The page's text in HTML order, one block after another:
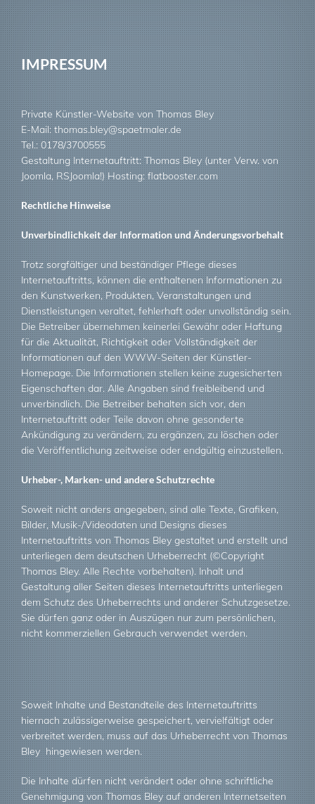
IMPRESSUM
Private Künstler-Website von Thomas Bley
E-Mail: thomas.bley@spaetmaler.de
Tel.: 0178/3700555
Gestaltung Internetauftritt: Thomas Bley (unter Verw. von
Joomla, RSJoomla!) Hosting: flatbooster.com
Rechtliche Hinweise
Unverbindlichkeit der Information und Änderungsvorbehalt
Trotz sorgfältiger und beständiger Pflege dieses
Internetauftritts, können die enthaltenen Informationen zu
den Kunstwerken, Produkten, Veranstaltungen und
Dienstleistungen veraltet, fehlerhaft oder unvollständig sein.
Die Betreiber übernehmen keinerlei Gewähr oder Haftung
für die Aktualität, Richtigkeit oder Vollständigkeit der
Informationen auf den WWW-Seiten der Künstler-
Homepage. Die Informationen stellen keine zugesicherten
Eigenschaften dar. Alle Angaben sind freibleibend und
unverbindlich. Die Betreiber behalten sich vor, den
Internetauftritt oder Teile davon ohne gesonderte
Ankündigung zu verändern, zu ergänzen, zu löschen oder
die Veröffentlichung zeitweise oder endgültig einzustellen.
Urheber-, Marken- und andere Schutzrechte
Soweit nicht anders angegeben, sind alle Texte, Grafiken,
Bilder, Musik-/Videodaten und Designs dieses
Internetauftritts von Thomas Bley gestaltet und erstellt und
unterliegen dem deutschen Urheberrecht (©Copyright
Thomas Bley. Alle Rechte vorbehalten). Inhalt und
Gestaltung aller Seiten dieses Internetauftritts unterliegen
dem Schutz des Urheberrechts und anderer Schutzgesetze.
Sie dürfen ganz oder in Auszügen nur zum persönlichen,
nicht kommerziellen Gebrauch verwendet werden.
Soweit Inhalte und Bestandteile des Internetauftritts
hiernach zulässigerweise gespeichert, vervielfältigt oder
verbreitet werden, muss auf das Urheberrecht von Thomas
Bley hingewiesen werden.
Die Inhalte dürfen nicht verändert oder ohne schriftliche
Genehmigung von Thomas Bley auf anderen Internetseiten